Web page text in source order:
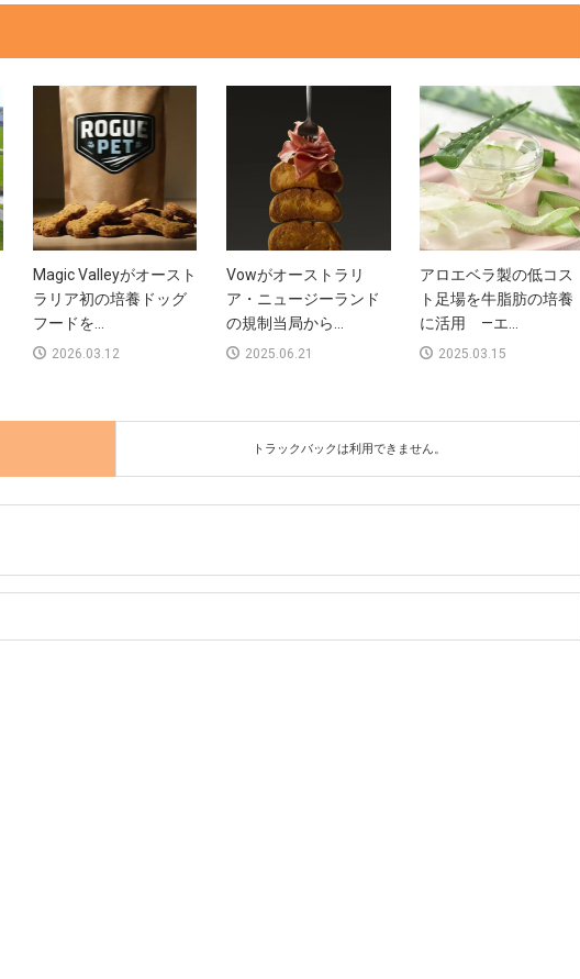
Magic Valleyがオースト
ラリア初の培養ドッグ
フードを...
2026.03.12
Vowがオーストラリ
ア・ニュージーランド
の規制当局から...
2025.06.21
アロエベラ製の低コス
ト足場を牛脂肪の培養
に活用 —エ...
2025.03.15
トラックバックは利用できません。